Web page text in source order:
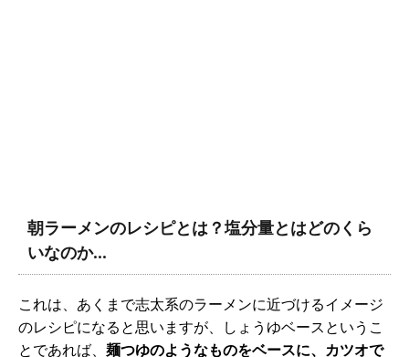
朝ラーメンのレシピとは？塩分量とはどのくら
いなのか…
これは、あくまで志太系のラーメンに近づけるイメージ
のレシピになると思いますが、しょうゆベースというこ
とであれば、 麺つゆのようなものをベースに、カツオで